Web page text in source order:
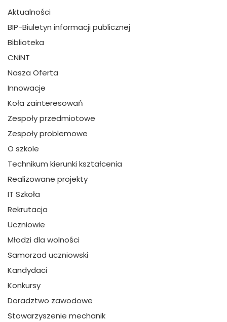
Aktualności
BIP-Biuletyn informacji publicznej
Biblioteka
CNiNT
Nasza Oferta
Innowacje
Koła zainteresowań
Zespoły przedmiotowe
Zespoły problemowe
O szkole
Technikum kierunki kształcenia
Realizowane projekty
IT Szkoła
Rekrutacja
Uczniowie
Młodzi dla wolności
Samorzad uczniowski
Kandydaci
Konkursy
Doradztwo zawodowe
Stowarzyszenie mechanik